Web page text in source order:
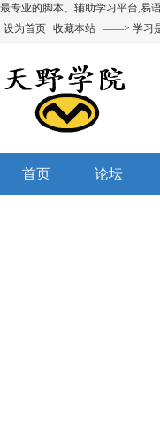
最专业的脚本、辅助学习平台,易
设为首页 收藏本站 ——> 学习是
首页 论坛